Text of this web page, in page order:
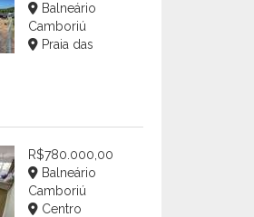
Balneário
Camboriú
Praia das
R$780.000,00
Balneário
Camboriú
Centro